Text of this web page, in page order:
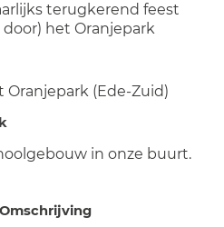
terugkerend feest
het Oranjepark
(Ede-Zuid)
in onze buurt.
Omschrijving